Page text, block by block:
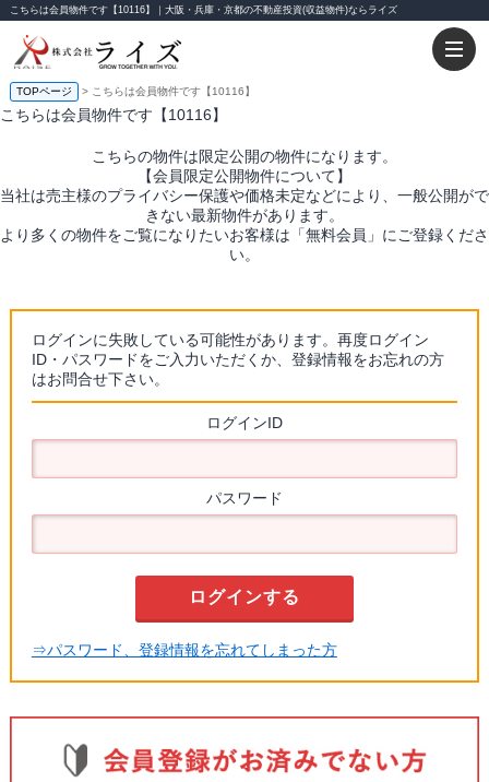
こちらは会員物件です【10116】｜大阪・兵庫・京都の不動産投資(収益物件)ならライズ
TOPページ > こちらは会員物件です【10116】
こちらは会員物件です【10116】
こちらの物件は限定公開の物件になります。
【会員限定公開物件について】
当社は売主様のプライバシー保護や価格未定などにより、一般公開がで
きない最新物件があります。
より多くの物件をご覧になりたいお客様は「無料会員」にご登録くださ
い。
ログインに失敗している可能性があります。再度ログイン
ID・パスワードをご入力いただくか、登録情報をお忘れの方
はお問合せ下さい。
ログインID
パスワード
⇒パスワード、登録情報を忘れてしまった方